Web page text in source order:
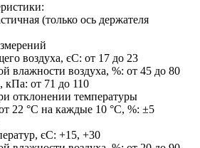
(только ось держателя
воздуха, єС: от 17 до 23
влажности воздуха, %: от 45 до 80
кПа: от 71 до 110
отклонении температуры
22 °С на каждые 10 °С, %: ±5
єС: +15, +30